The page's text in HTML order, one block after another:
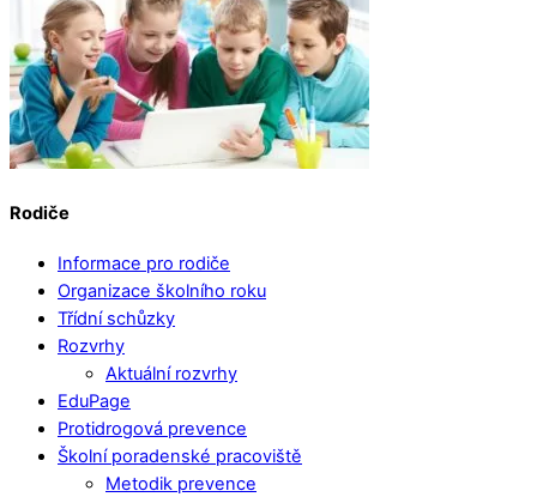
Rodiče
Informace pro rodiče
Organizace školního roku
Třídní schůzky
Rozvrhy
Aktuální rozvrhy
EduPage
Protidrogová prevence
Školní poradenské pracoviště
Metodik prevence